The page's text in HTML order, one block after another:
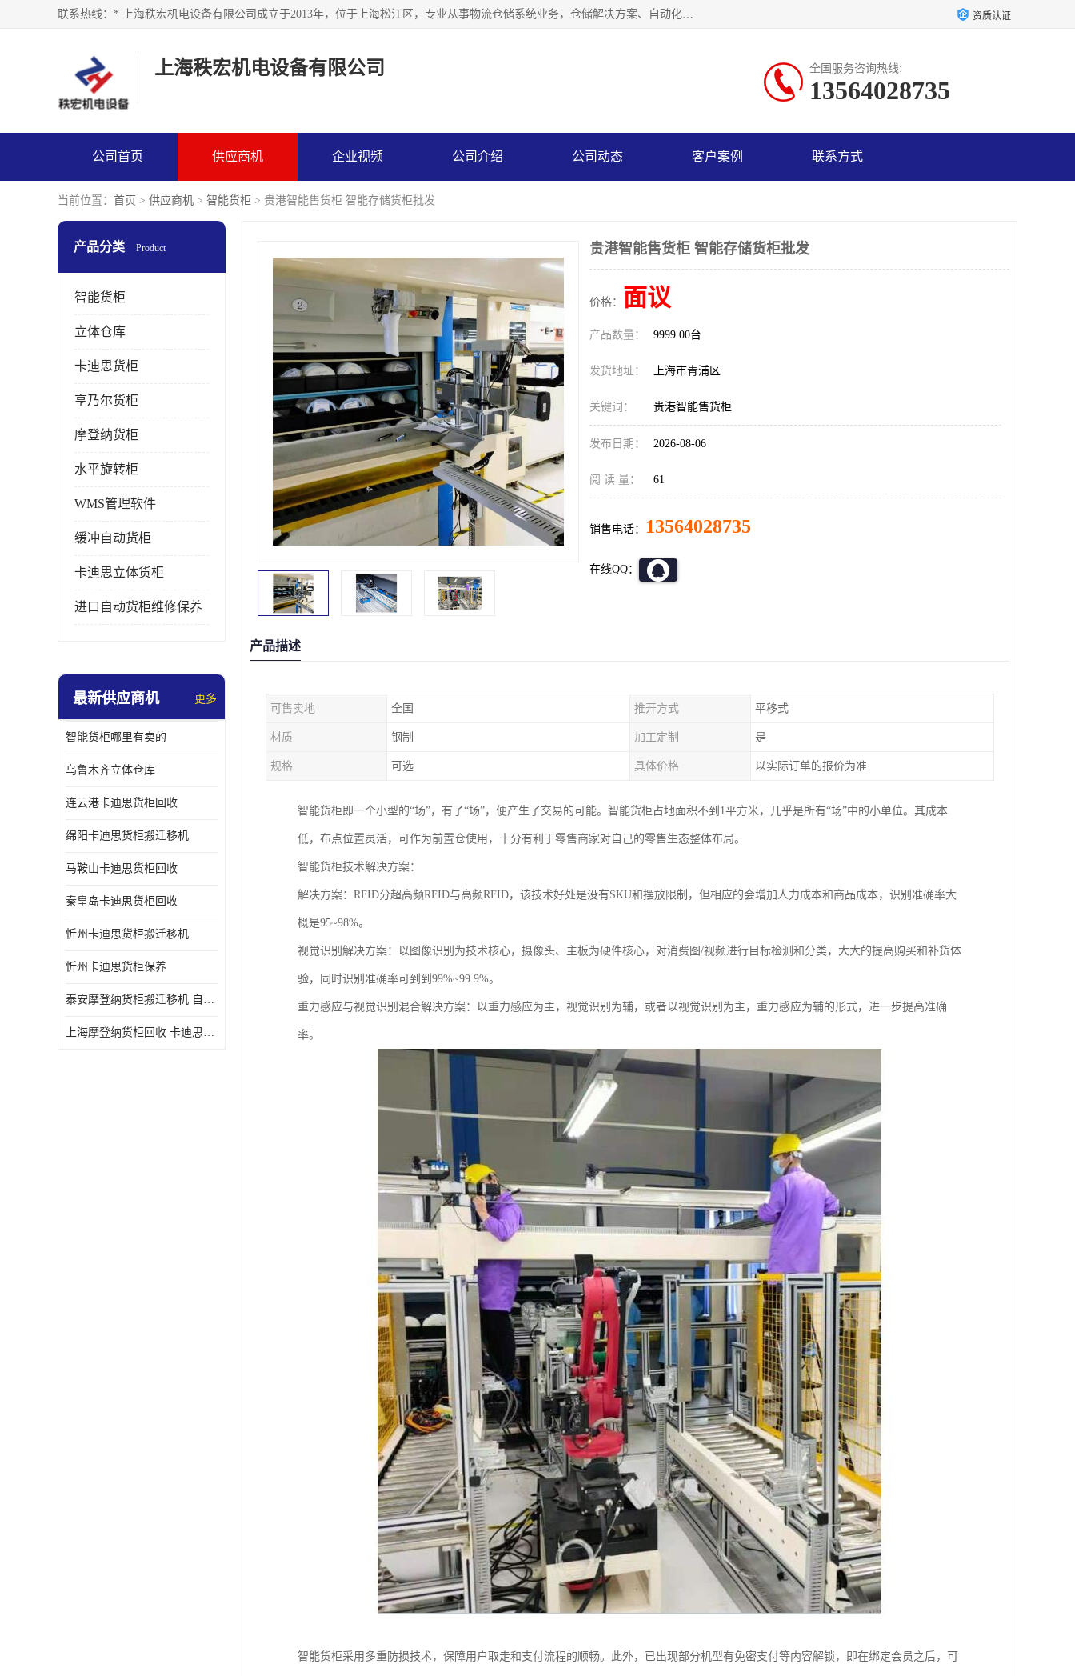
联系热线：* 上海秩宏机电设备有限公司成立于2013年，位于上海松江区，专业从事物流仓储系统业务，仓储解决方案、自动化仓储设备、自动货柜、立体货柜等。 资质认证
上海秩宏机电设备有限公司 全国服务咨询热线:
13564028735
公司首页 供应商机 企业视频 公司介绍 公司动态 客户案例 联系方式
当前位置： 首页 > 供应商机 > 智能货柜 > 贵港智能售货柜 智能存储货柜批发
产品分类 Product
智能货柜
立体仓库
卡迪思货柜
亨乃尔货柜
摩登纳货柜
水平旋转柜
WMS管理软件
缓冲自动货柜
卡迪思立体货柜
进口自动货柜维修保养
最新供应商机 更多
智能货柜哪里有卖的
乌鲁木齐立体仓库
连云港卡迪思货柜回收
绵阳卡迪思货柜搬迁移机
马鞍山卡迪思货柜回收
秦皇岛卡迪思货柜回收
忻州卡迪思货柜搬迁移机
忻州卡迪思货柜保养
泰安摩登纳货柜搬迁移机 自动立体仓储货柜回收
上海摩登纳货柜回收 卡迪思货柜回收
贵港智能售货柜 智能存储货柜批发
价格： 面议
产品数量： 9999.00台
发货地址： 上海市青浦区
关键词： 贵港智能售货柜
发布日期： 2026-08-06
阅 读 量： 61
销售电话： 13564028735
在线QQ：
产品描述
可售卖地 全国 推开方式 平移式
材质 钢制 加工定制 是
规格 可选 具体价格 以实际订单的报价为准
智能货柜即一个小型的“场”，有了“场”，便产生了交易的可能。智能货柜占地面积不到1平方米，几乎是所有“场”中的小单位。其成本
低，布点位置灵活，可作为前置仓使用，十分有利于零售商家对自己的零售生态整体布局。
智能货柜技术解决方案：
解决方案：RFID分超高频RFID与高频RFID，该技术好处是没有SKU和摆放限制，但相应的会增加人力成本和商品成本，识别准确率大
概是95~98%。
视觉识别解决方案：以图像识别为技术核心，摄像头、主板为硬件核心，对消费图/视频进行目标检测和分类，大大的提高购买和补货体
验，同时识别准确率可到到99%~99.9%。
重力感应与视觉识别混合解决方案：以重力感应为主，视觉识别为辅，或者以视觉识别为主，重力感应为辅的形式，进一步提高准确
率。
智能货柜采用多重防损技术，保障用户取走和支付流程的顺畅。此外，已出现部分机型有免密支付等内容解锁，即在绑定会员之后，可